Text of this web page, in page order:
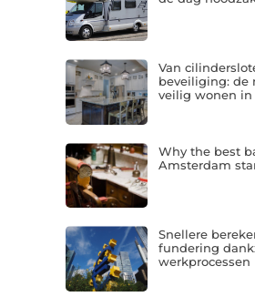
Van
beveiliging: de
veilig wonen in
Why the best
Amsterdam
Snellere
fundering
werkprocessen